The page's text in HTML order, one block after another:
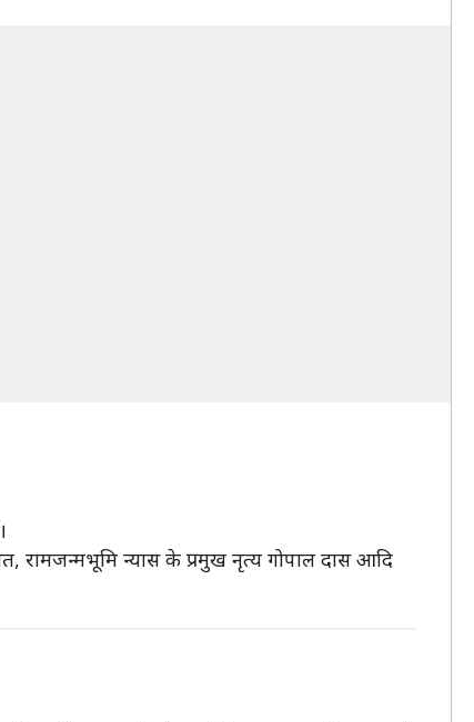
रामजन्मभूमि न्यास के प्रमुख नृत्य गोपाल दास आदि